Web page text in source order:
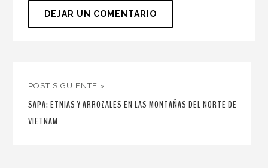
POST SIGUIENTE »
SAPA: ETNIAS Y ARROZALES EN LAS MONTAÑAS DEL NORTE DE
VIETNAM